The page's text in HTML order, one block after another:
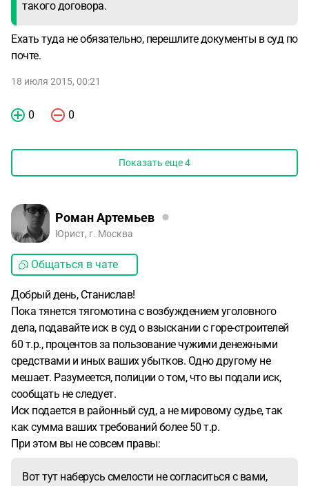
такого договора.
Ехать туда не обязательно, перешлите документы в суд по
почте.
18 июля 2015, 00:21
0 0
Показать еще4
Роман Артемьев
Юрист, г. Москва
Общаться в чате
Добрый день, Станислав!
Пока тянется тягомотина с возбуждением уголовного
дела, подавайте иск в суд о взыскании с горе-строителей
60 т.р., процентов за пользование чужими денежными
средствами и иных ваших убытков. Одно другому не
мешает. Разумеется, полиции о том, что вы подали иск,
сообщать не следует.
Иск подается в районный суд, а не мировому судье, так
как сумма ваших требований более 50 т.р.
При этом вы не совсем правы:
Вот тут наберусь смелости не согласиться с вами,